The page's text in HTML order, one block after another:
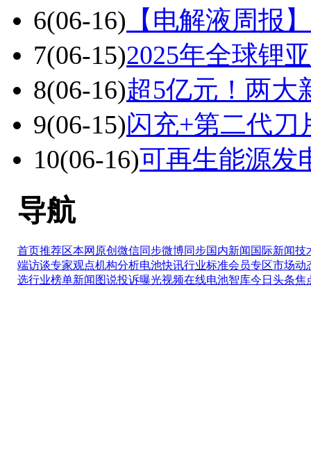
6(06-16) 【电解液周报
7(06-15)2025年全球锂
8(06-16)超5亿元！两大
9(06-15)闪充+第二代刀
10(06-16)可再生能源发
导航
首页推荐区本网原创 微信同步微博同步国内新闻 国际新闻技
端访谈专家观点机构分析电池快讯行业标准会员专区市场动
选行业榜单新闻图说投诉曝光视频在线电池智库今日头条焦